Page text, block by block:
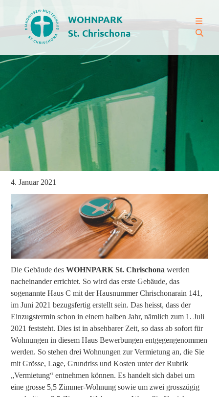
WOHNPARK
St. Chrischona
4. Januar 2021
Die Gebäude desWOHNPARK St. Chrischona werden
nacheinander errichtet. So wird das erste Gebäude, das
sogenannte Haus C mit der Hausnummer Chrischonarain 141,
im Juni 2021 bezugsfertig erstellt sein. Das heisst, dass der
Einzugstermin schon in einem halben Jahr, nämlich zum 1. Juli
2021 feststeht. Dies ist in absehbarer Zeit, so dass ab sofort für
Wohnungen in diesem Haus Bewerbungen entgegengenommen
werden. So stehen drei Wohnungen zur Vermietung an, die Sie
mit Grösse, Lage, Grundriss und Kosten unter der Rubrik
„Vermietung“ entnehmen können. Es handelt sich dabei um
eine grosse 5,5 Zimmer-Wohnung sowie um zwei grosszügig